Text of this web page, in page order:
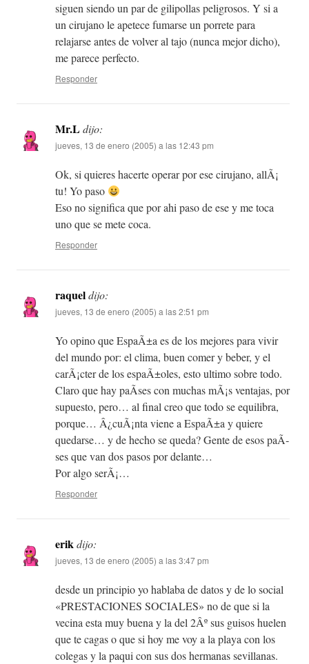
siguen siendo un par de gilipollas peligrosos. Y si a
un cirujano le apetece fumarse un porrete para
relajarse antes de volver al tajo (nunca mejor dicho),
me parece perfecto.
Responder
Mr.Ldijo:
jueves, 13 de enero (2005) a las 12:43 pm
Ok, si quieres hacerte operar por ese cirujano, allÃ¡
tu! Yo paso
Eso no significa que por ahi paso de ese y me toca
uno que se mete coca.
Responder
raqueldijo:
jueves, 13 de enero (2005) a las 2:51 pm
Yo opino que EspaÃ±a es de los mejores para vivir
del mundo por: el clima, buen comer y beber, y el
carÃ¡cter de los espaÃ±oles, esto ultimo sobre todo.
Claro que hay paÃ­ses con muchas mÃ¡s ventajas, por
supuesto, pero… al final creo que todo se equilibra,
porque… Â¿cuÃ¡nta viene a EspaÃ±a y quiere
quedarse… y de hecho se queda? Gente de esos paÃ­
ses que van dos pasos por delante…
Por algo serÃ¡…
Responder
erikdijo:
jueves, 13 de enero (2005) a las 3:47 pm
desde un principio yo hablaba de datos y de lo social
«PRESTACIONES SOCIALES» no de que si la
vecina esta muy buena y la del 2Âº sus guisos huelen
que te cagas o que si hoy me voy a la playa con los
colegas y la paqui con sus dos hermanas sevillanas.